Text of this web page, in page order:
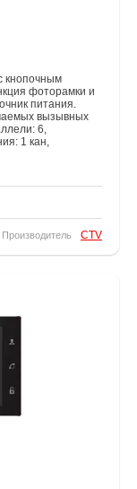
кнопочным
фоторамки и
питания.
вызывных
6,
1 кан,
Производитель CTV